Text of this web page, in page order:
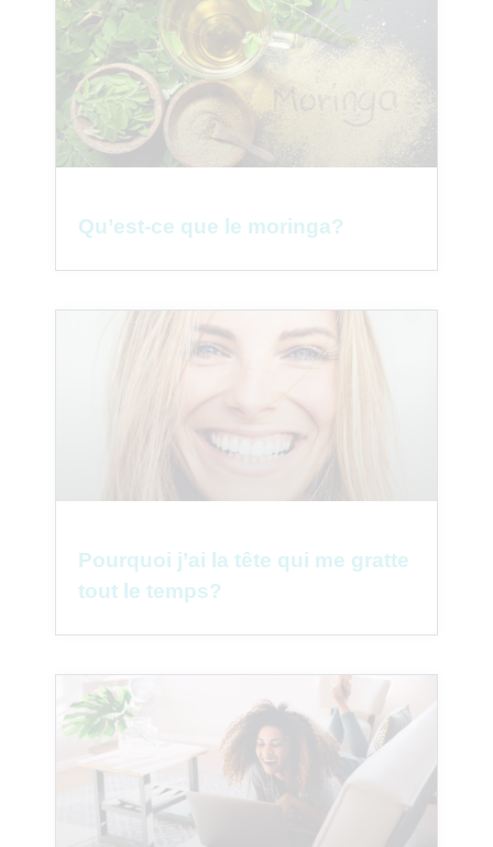
Qu’est-ce que le moringa?
Pourquoi j’ai la tête qui me gratte
tout le temps?